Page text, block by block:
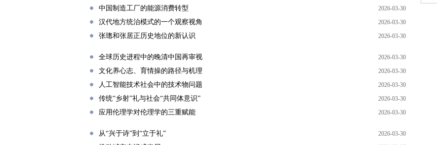
中国制造工厂的能源消费转型 2026-03-30
汉代地方统治模式的一个观察视角 2026-03-30
张璁和张居正历史地位的新认识 2026-03-30
全球历史进程中的晚清中国再审视 2026-03-30
文化养心志、育情操的路径与机理 2026-03-30
人工智能技术社会中的技术物问题 2026-03-30
传统“乡射”礼与社会“共同体意识” 2026-03-30
应用伦理学对伦理学的三重赋能 2026-03-30
从“兴于诗”到“立于礼” 2026-03-30